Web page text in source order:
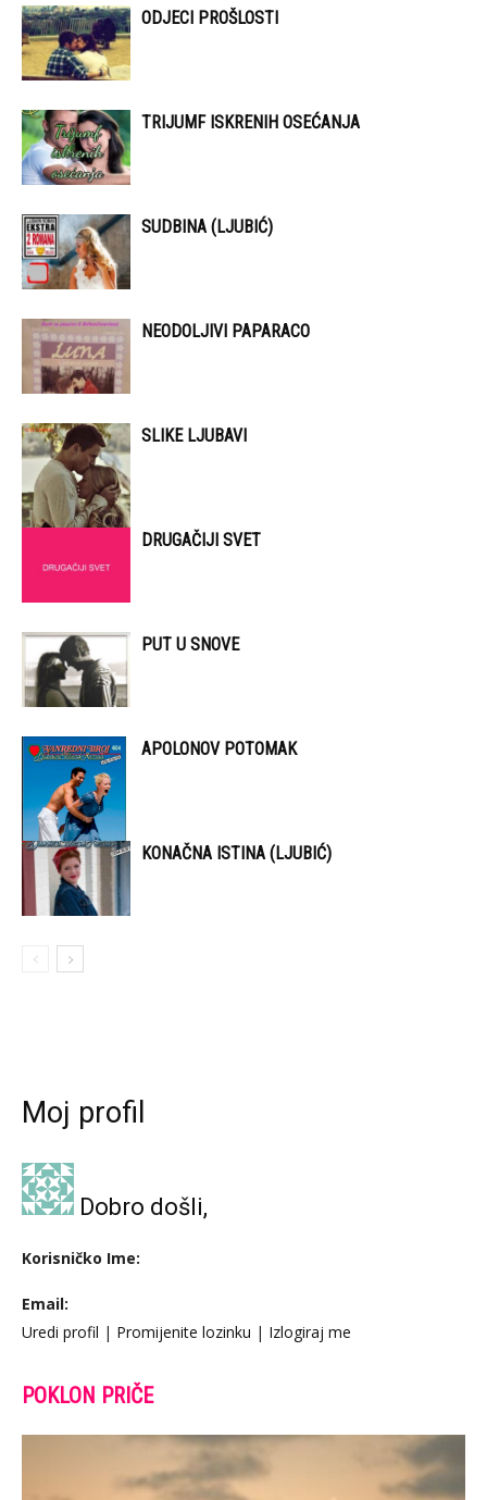
ODJECI PROŠLOSTI
TRIJUMF ISKRENIH OSEĆANJA
SUDBINA (LJUBIĆ)
NEODOLJIVI PAPARACO
SLIKE LJUBAVI
DRUGAČIJI SVET
PUT U SNOVE
APOLONOV POTOMAK
KONAČNA ISTINA (LJUBIĆ)
Moj profil
Dobro došli,
Korisničko Ime:
Email:
Uredi profil | Promijenite lozinku | Izlogiraj me
POKLON PRIČE